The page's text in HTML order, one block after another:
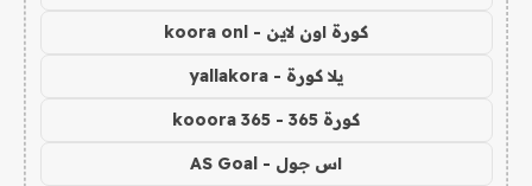
كورة اون لاين - koora onl
يلا كورة - yallakora
كورة 365 - kooora 365
اس جول - AS Goal